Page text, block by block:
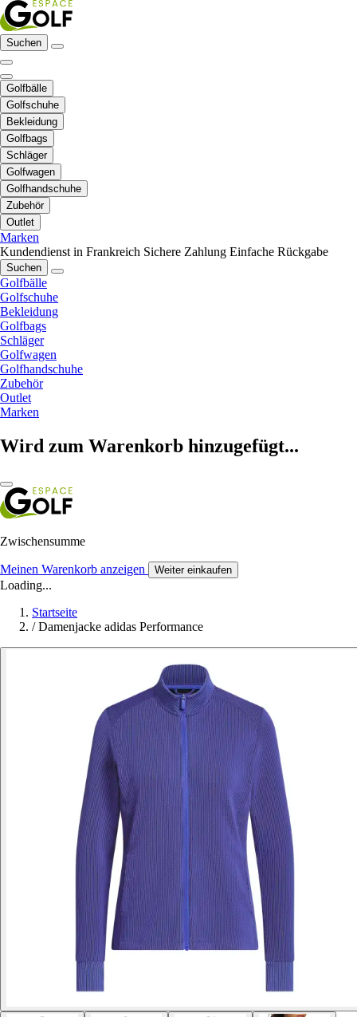
Suchen
Golfbälle
Golfschuhe
Bekleidung
Golfbags
Schläger
Golfwagen
Golfhandschuhe
Zubehör
Outlet
Marken
Kundendienst in Frankreich Sichere Zahlung Einfache Rückgabe
Suchen
Golfbälle
Golfschuhe
Bekleidung
Golfbags
Schläger
Golfwagen
Golfhandschuhe
Zubehör
Outlet
Marken
Wird zum Warenkorb hinzugefügt...
Zwischensumme
Meinen Warenkorb anzeigen Weiter einkaufen
Loading...
Startseite
/ Damenjacke adidas Performance